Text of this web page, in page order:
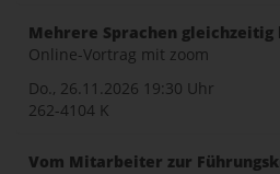
Mehrere Sprachen gleichzeitig
Online-Vortrag mit zoom
Do., 26.11.2026 19:30 Uhr
262-4104 K
Vom Mitarbeiter zur